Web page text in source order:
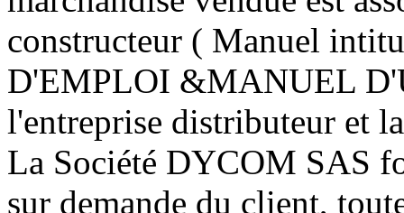
constructeur ( Manuel
D'EMPLOI &MANUEL
l'entreprise distributeur et
La Société DYCOM SAS
sur demande du client,